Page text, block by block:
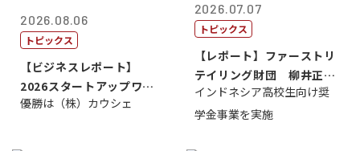
2026.08.06
トピックス
【ビジネスレポート】
2026スタートアップワー
ルドカップ東京
優勝は（株）カウシェ
2026.07.07
トピックス
【レポート】ファーストリ
テイリング財団 柳井正
理事長
インドネシア高校生向け奨
学金事業を実施